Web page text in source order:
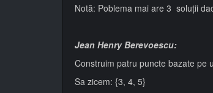
Notă: Poblema mai are 3 soluții
Jean Henry Berevoescu:
Construim patru puncte bazate pe
Sa zicem: {3, 4, 5}